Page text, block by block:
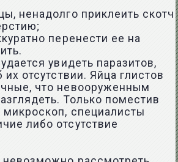
ненадолго приклеить скотч
перенести ее на
увидеть паразитов,
их отсутствии. Яйца глистов
что невооруженным
Только поместив
специалисты
либо отсутствие